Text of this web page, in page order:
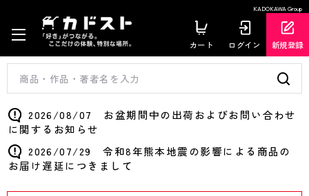
KADOKAWA Group
カート ログイン 新規登録
2026/08/07 お盆期間中の出荷およびお問い合わせ
に関するお知らせ
2026/07/29 令和8年熊本地震の影響による商品の
お届け遅延につきまして